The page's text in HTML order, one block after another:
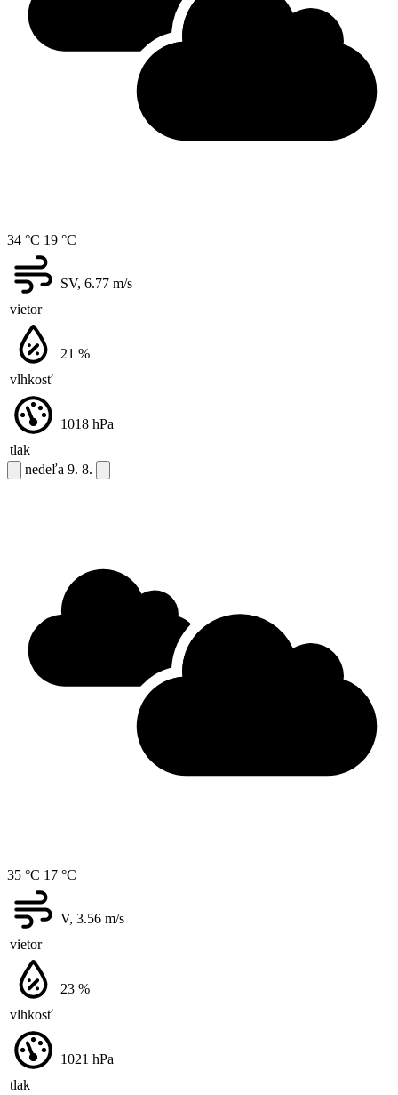
34 °C 19 °C
vietor
SV, 6.77 m/s
vlhkosť
21 %
tlak
1018 hPa
nedeľa 9. 8.
35 °C 17 °C
vietor
V, 3.56 m/s
vlhkosť
23 %
tlak
1021 hPa